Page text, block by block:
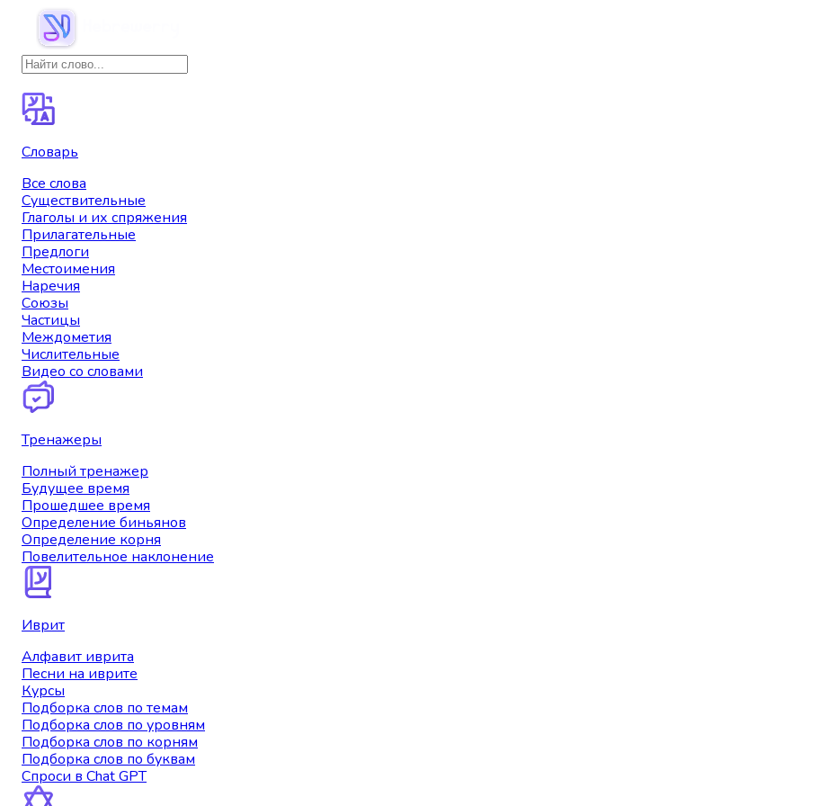
Словарь
Все слова
Существительные
Глаголы и их спряжения
Прилагательные
Предлоги
Местоимения
Наречия
Союзы
Частицы
Междометия
Числительные
Видео со словами
Тренажеры
Полный тренажер
Будущее время
Прошедшее время
Определение биньянов
Определение корня
Повелительное наклонение
Иврит
Алфавит иврита
Песни на иврите
Курсы
Подборка слов по темам
Подборка слов по уровням
Подборка слов по корням
Подборка слов по буквам
Спроси в Chat GPT